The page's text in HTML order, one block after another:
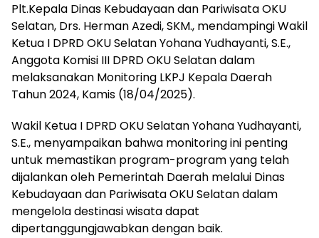
Plt.Kepala Dinas Kebudayaan dan Pariwisata OKU
Selatan, Drs. Herman Azedi, SKM., mendampingi Wakil
Ketua I DPRD OKU Selatan Yohana Yudhayanti, S.E.,
Anggota Komisi III DPRD OKU Selatan dalam
melaksanakan Monitoring LKPJ Kepala Daerah
Tahun 2024, Kamis (18/04/2025).
Wakil Ketua I DPRD OKU Selatan Yohana Yudhayanti,
S.E., menyampaikan bahwa monitoring ini penting
untuk memastikan program-program yang telah
dijalankan oleh Pemerintah Daerah melalui Dinas
Kebudayaan dan Pariwisata OKU Selatan dalam
mengelola destinasi wisata dapat
dipertanggungjawabkan dengan baik.